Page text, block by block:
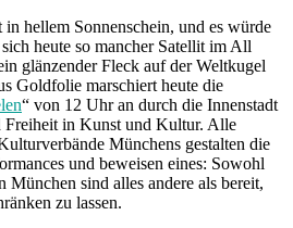
in hellem Sonnenschein, und es würde
heute so mancher Satellit im All
glänzender Fleck auf der Weltkugel
Goldfolie marschiert heute die
“ von 12 Uhr an durch die Innenstadt
in Kunst und Kultur. Alle
Münchens gestalten die
und beweisen eines: Sowohl
sind alles andere als bereit,
zu lassen.